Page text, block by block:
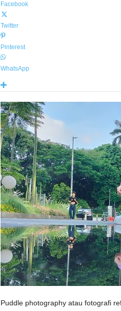
Facebook
Twitter
Pinterest
WhatsApp
Puddle photography atau fotografi